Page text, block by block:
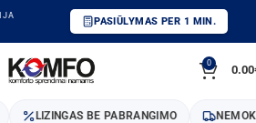
PASIŪLYMAS PER 1 MIN.
0 0.00
LIZINGAS BE PABRANGIMO